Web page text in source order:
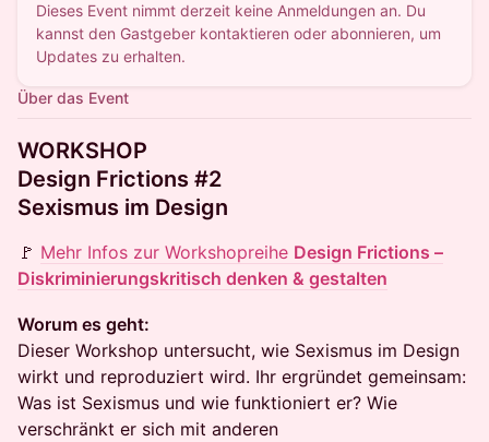
Dieses Event nimmt derzeit keine Anmeldungen an. Du
kannst den Gastgeber kontaktieren oder abonnieren, um
Updates zu erhalten.
Über das Event
WORKSHOP
Design Frictions #2
Sexismus im Design
🚩 Mehr Infos zur Workshopreihe Design Frictions –
Diskriminierungskritisch denken & gestalten
Worum es geht:
Dieser Workshop untersucht, wie Sexismus im Design
wirkt und reproduziert wird. Ihr ergründet gemeinsam:
Was ist Sexismus und wie funktioniert er? Wie
verschränkt er sich mit anderen